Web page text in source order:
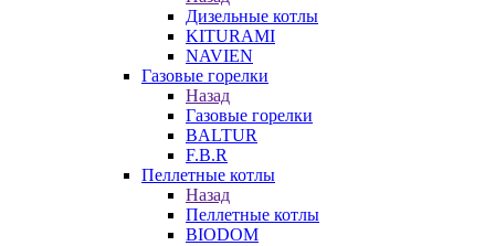
Дизельные котлы
KITURAMI
NAVIEN
Газовые горелки
Назад
Газовые горелки
BALTUR
F.B.R
Пеллетные котлы
Назад
Пеллетные котлы
BIODOM